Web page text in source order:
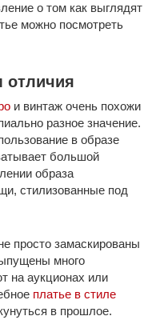
о том как выглядят
можно посмотреть
отличия
и винтаж очень похожи
разное значение.
в образе
большой
образа
стилизованные под
просто замаскированы
много
на аукционах или
платье в стиле
в прошлое.